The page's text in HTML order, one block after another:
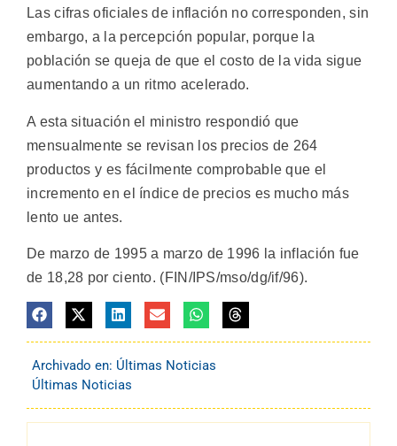
Las cifras oficiales de inflación no corresponden, sin
embargo, a la percepción popular, porque la
población se queja de que el costo de la vida sigue
aumentando a un ritmo acelerado.
A esta situación el ministro respondió que
mensualmente se revisan los precios de 264
productos y es fácilmente comprobable que el
incremento en el índice de precios es mucho más
lento ue antes.
De marzo de 1995 a marzo de 1996 la inflación fue
de 18,28 por ciento. (FIN/IPS/mso/dg/if/96).
Archivado en: Últimas Noticias
Últimas Noticias